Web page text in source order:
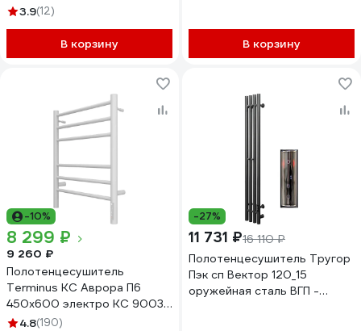
500x500 4620768888083
3.9(12)
В корзину В корзину
-10%
8 299 ₽
9 260 ₽
Полотенцесушитель
Terminus КС Аврора П6
450x600 электро КС 9003
матовый 4670078527462
4.8(190)
-27%
11 731 ₽16 110 ₽
Полотенцесушитель Тругор
Пэк сп Вектор 120_15
оружейная сталь ВГП -